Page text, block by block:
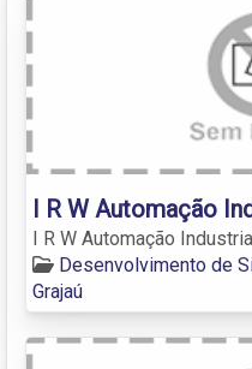
I R W Automação
I R W Automação
Desenvolvimento de
Grajaú